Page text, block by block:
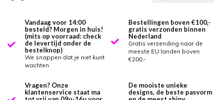
Vandaag voor 14:00
besteld? Morgen in huis!
(mits op voorraad: check
de levertijd onder de
bestelknop)
We snappen dat je niet kunt
wachten
Bestellingen boven €100,-
gratis verzonden binnen
Nederland
Gratis verzending naar de
meeste EU landen boven
€200,-
Vragen? Onze
klantenservice staat ma
De mooiste unieke
designs, de beste pasvorm